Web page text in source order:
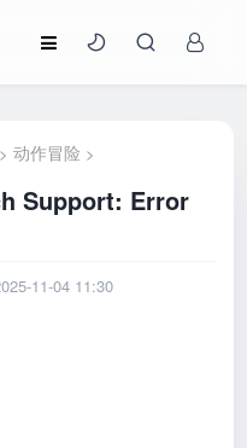
>动作冒险 >
Support: Error
11-04 11:30